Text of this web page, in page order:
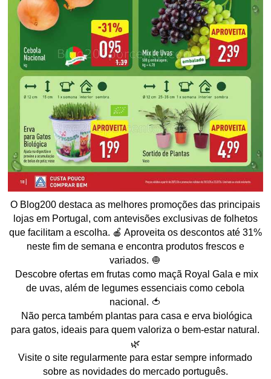
O Blog200 destaca as melhores promoções das principais
lojas em Portugal, com antevisões exclusivas de folhetos
que facilitam a escolha. 🍎 Aproveita os descontos até 31%
neste fim de semana e encontra produtos frescos e
variados. 🧅
Descobre ofertas em frutas como maçã Royal Gala e mix
de uvas, além de legumes essenciais como cebola
nacional. 🍅
Não perca também plantas para casa e erva biológica
para gatos, ideais para quem valoriza o bem-estar natural.
🌿
Visite o site regularmente para estar sempre informado
sobre as novidades do mercado português.